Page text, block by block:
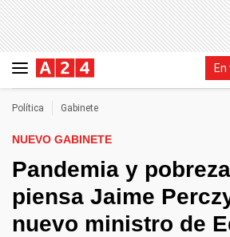
En
Política Gabinete
NUEVO GABINETE
Pandemia y
piensa Jaime
nuevo ministro de